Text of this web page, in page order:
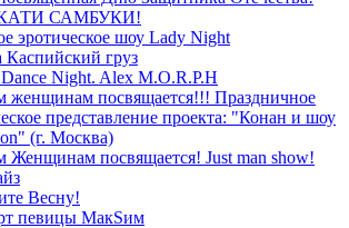
САМБУКИ!
эротическое шоу Lady Night
Каспийский груз
Night. Alex M.O.R.P.H
посвящается!!! Праздничное
представление проекта: "Конан и шоу
(г. Москва)
посвящается! Just man show!
Весну!
певицы МакSим